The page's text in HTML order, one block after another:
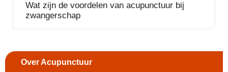
Over Acupunctuur
Wat zijn de voordelen van acupunctuur bij
zwangerschap